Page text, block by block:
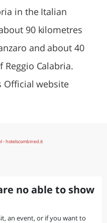
in the Italian
90 kilometres
and about 40
Reggio Calabria.
Official website
no able to show
an event, or if you want to